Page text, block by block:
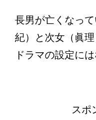
長男が亡くなっ
紀）と次女（眞理
ドラマの設定に
スポ